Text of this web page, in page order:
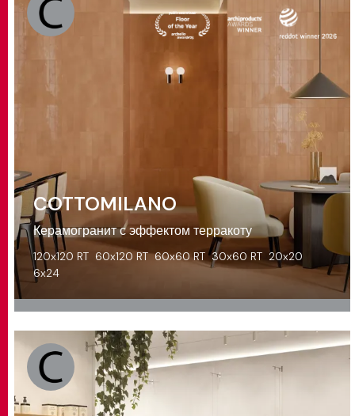
COTTOMILANO
Керамогранит с эффектом терракоту
120x120 RT 60x120 RT 60x60 RT 30x60 RT 20x20
6x24